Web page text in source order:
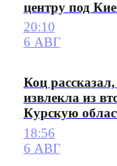
центру под
20:10
6 АВГ
Коц
извлекла из
Курскую
18:56
6 АВГ